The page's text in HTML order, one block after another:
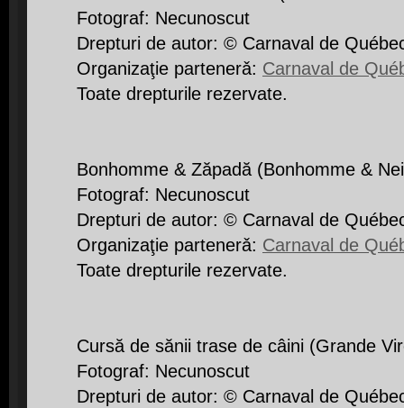
Fotograf: Necunoscut
Drepturi de autor: © Carnaval de
Organizaţie partenerǎ: Carnaval de
Toate drepturile rezervate.
Bonhomme & Zăpadă (Bonhomme &
Fotograf: Necunoscut
Drepturi de autor: © Carnaval de
Organizaţie partenerǎ: Carnaval de
Toate drepturile rezervate.
Cursă de sănii trase de câini (Grande
Fotograf: Necunoscut
Drepturi de autor: © Carnaval de